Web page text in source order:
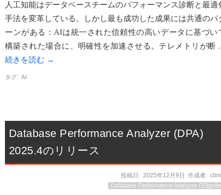
人工知能はデータベースチームのパフォーマンス診断と最適
手法を変革している。しかし最も成功した成果には共通のパ
ーンがある：AIは統一された信頼性の高いデータに基づい
構築された場合に、明確性を加速させる。テレメトリが断
続きを読む →
タグ: AI
Database Performance Analyzer (DPA)
2025.4のリリース
投稿日: 2025年12月9日 作成者:
Database Performance Analyzer (旧